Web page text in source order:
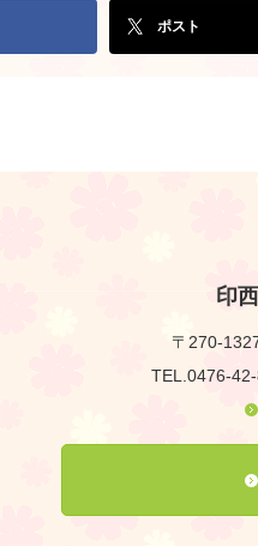
ポスト
印
〒270-
TEL.0476-